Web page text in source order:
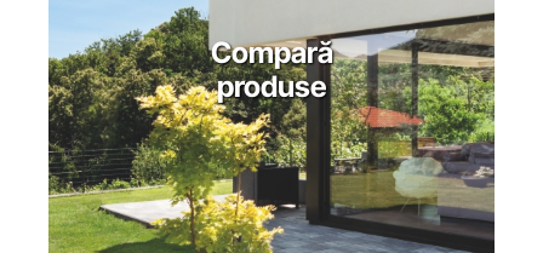
Compară
produse